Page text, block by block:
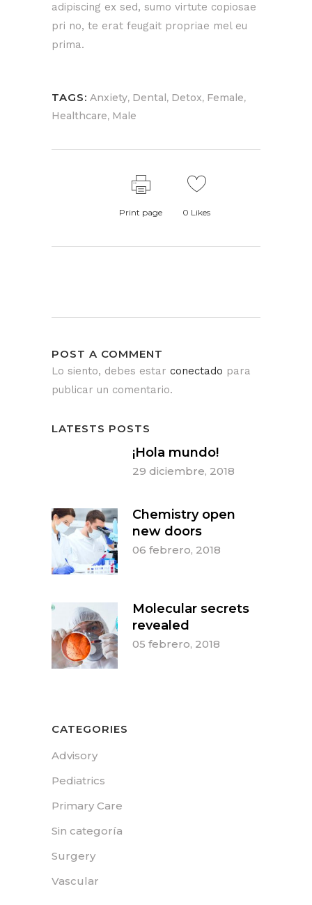
adipiscing ex sed, sumo virtute copiosae
pri no, te erat feugait propriae mel eu
prima.
TAGS: Anxiety, Dental, Detox, Female,
Healthcare, Male
Print page 0 Likes
POST A COMMENT
Lo siento, debes estar conectado para
publicar un comentario.
LATESTS POSTS
¡Hola mundo!
29 diciembre, 2018
Chemistry open
new doors
06 febrero, 2018
Molecular secrets
revealed
05 febrero, 2018
CATEGORIES
Advisory
Pediatrics
Primary Care
Sin categoría
Surgery
Vascular